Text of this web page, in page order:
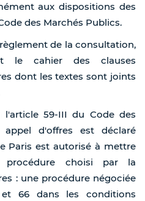
aux dispositions des
des Marchés Publics.
de la consultation,
le cahier des clauses
dont les textes sont joints
59-III du Code des
d'offres est déclaré
Paris est autorisé à mettre
choisi par la
: une procédure négociée
66 dans les conditions